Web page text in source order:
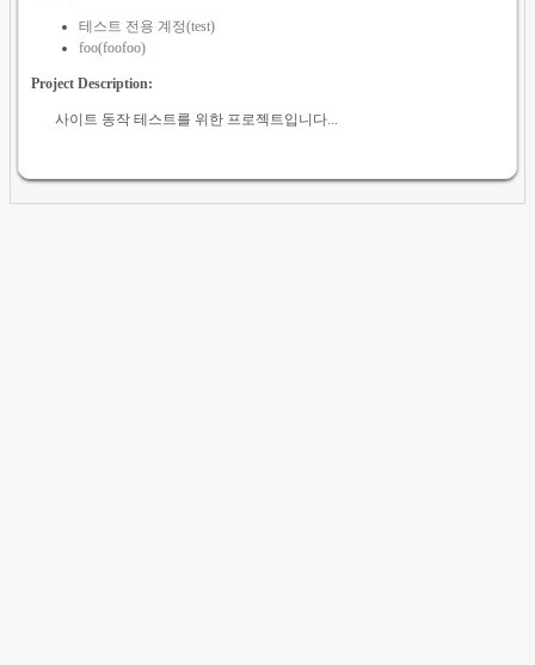
테스트 전용 계정(test)
foo(foofoo)
Project Description:
사이트 동작 테스트를 위한 프로젝트입니다...